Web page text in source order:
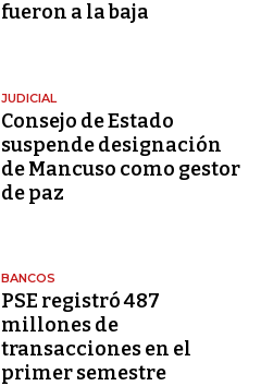
fueron a la baja
JUDICIAL
Consejo de Estado
suspende designación
de Mancuso como gestor
de paz
BANCOS
PSE registró 487
millones de
transacciones en el
primer semestre